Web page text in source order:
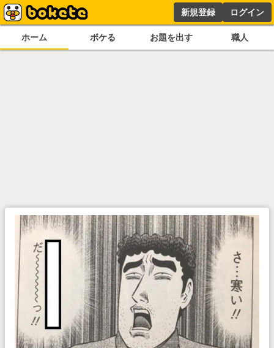
新規登録 ログイン
ホーム ボケる お題を出す 職人